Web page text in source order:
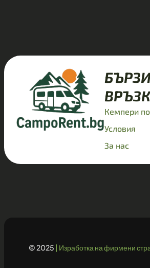
Кемпери
Условия
За нас
© 2025 | Изработка на фирмени